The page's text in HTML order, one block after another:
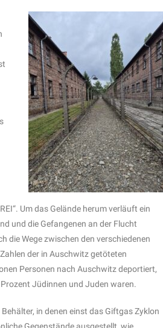
Um das Gelände herum verläuft ein
und die Gefangenen an der Flucht
die Wege zwischen den verschiedenen
der in Auschwitz getöteten
Personen nach Auschwitz deportiert,
Jüdinnen und Juden waren.
in denen einst das Giftgas Zyklon